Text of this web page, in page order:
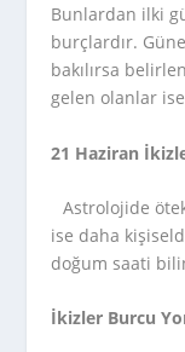
Bunlardan ilki
burçlardır.
bakılırsa
gelen olanlar ise
21 Haziran
Astrolojide
ise daha
doğum saati
İkizler Burcu